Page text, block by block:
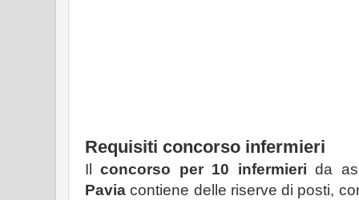
Requisiti concorso infermieri
Ilconcorso per 10 infermieri da
Pavia contiene delle riserve di posti,